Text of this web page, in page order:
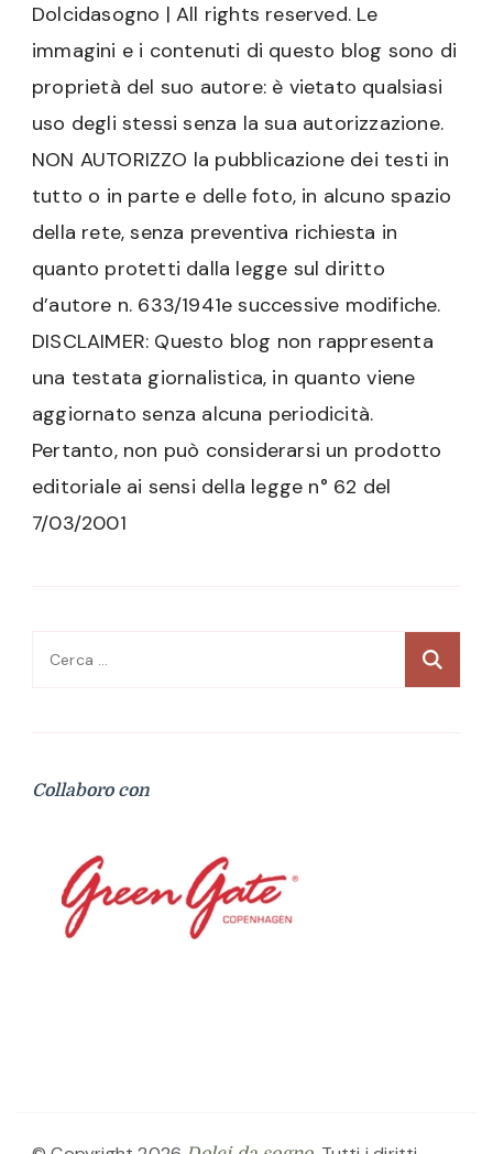
Dolcidasogno | All rights reserved. Le
immagini e i contenuti di questo blog sono di
proprietà del suo autore: è vietato qualsiasi
uso degli stessi senza la sua autorizzazione.
NON AUTORIZZO la pubblicazione dei testi in
tutto o in parte e delle foto, in alcuno spazio
della rete, senza preventiva richiesta in
quanto protetti dalla legge sul diritto
d’autore n. 633/1941e successive modifiche.
DISCLAIMER: Questo blog non rappresenta
una testata giornalistica, in quanto viene
aggiornato senza alcuna periodicità.
Pertanto, non può considerarsi un prodotto
editoriale ai sensi della legge n° 62 del
7/03/2001
Ricerca
Collaboro con